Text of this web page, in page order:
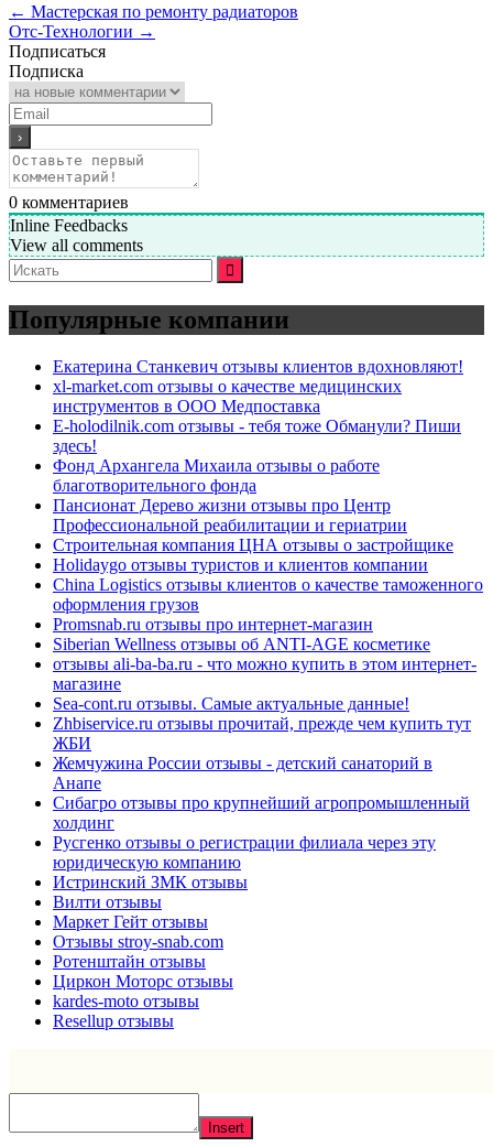
← Мастерская по ремонту радиаторов
Отс-Технологии →
Подписаться
Подписка
0 комментариев
Inline Feedbacks
View all comments
Искать:
Популярные компании
Екатерина Станкевич отзывы клиентов вдохновляют!
xl-market.com отзывы о качестве медицинских
инструментов в ООО Медпоставка
E-holodilnik.com отзывы - тебя тоже Обманули? Пиши
здесь!
Фонд Архангела Михаила отзывы о работе
благотворительного фонда
Пансионат Дерево жизни отзывы про Центр
Профессиональной реабилитации и гериатрии
Строительная компания ЦНА отзывы о застройщике
Holidaygo отзывы туристов и клиентов компании
China Logistics отзывы клиентов о качестве таможенного
оформления грузов
Promsnab.ru отзывы про интернет-магазин
Siberian Wellness отзывы об ANTI-AGE косметике
отзывы ali-ba-ba.ru - что можно купить в этом интернет-
магазине
Sea-cont.ru отзывы. Самые актуальные данные!
Zhbiservice.ru отзывы прочитай, прежде чем купить тут
ЖБИ
Жемчужина России отзывы - детский санаторий в
Анапе
Сибагро отзывы про крупнейший агропромышленный
холдинг
Русгенко отзывы о регистрации филиала через эту
юридическую компанию
Истринский ЗМК отзывы
Вилти отзывы
Маркет Гейт отзывы
Отзывы stroy-snab.com
Ротенштайн отзывы
Циркон Моторс отзывы
kardes-moto отзывы
Resellup отзывы
Insert